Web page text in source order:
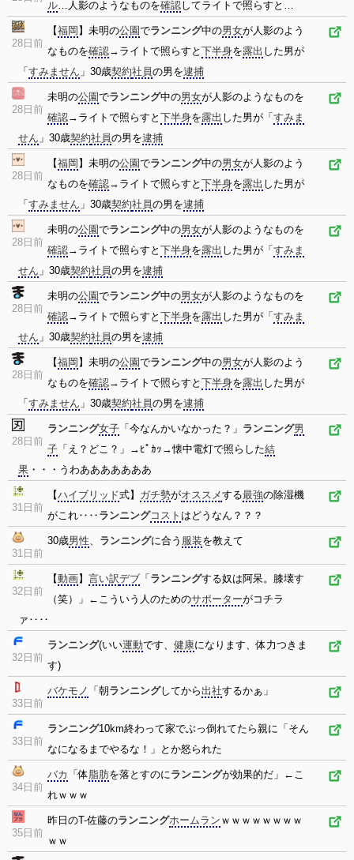
ル…人影のようなものを確認してライトで照らすと…
28日前
【福岡 】未明の公園でランニング中の男女が人影のよう
なものを確認→ライトで照らすと 下半身を露出 した男が
「 すみません 」30歳契約社員の男を逮捕
28日前
未明の公園でランニング中の男女が人影のようなものを
確認→ライトで照らすと 下半身を露出 した男が「 すみま
せん 」30歳契約社員の男を逮捕
28日前
【福岡 】未明の公園でランニング中の男女が人影のよう
なものを確認→ライトで照らすと 下半身を露出 した男が
「 すみません 」30歳契約社員の男を逮捕
28日前
未明の公園でランニング中の男女が人影のようなものを
確認→ライトで照らすと 下半身を露出 した男が「 すみま
せん 」30歳契約社員の男を逮捕
28日前
未明の公園でランニング中の男女が人影のようなものを
確認→ライトで照らすと 下半身を露出 した男が「 すみま
せん 」30歳契約社員の男を逮捕
28日前
【福岡 】未明の公園でランニング中の男女が人影のよう
なものを確認→ライトで照らすと 下半身を露出 した男が
「 すみません 」30歳契約社員の男を逮捕
28日前
ランニング女子 「今なんかいなかった？」 ランニング男
子 「え？どこ？」→ﾋﾟｶｯ→懐中電灯で照らした結
果 ・・・うわあああああああ
31日前
【ハイブリッド式】 ガチ勢がオススメする最強の除湿機
がこれ‥‥ ランニングコスト はどうなん？？？
31日前
30歳男性、 ランニングに合う 服装を教えて
32日前
【動画】 言い訳デブ 「 ランニングする奴は阿呆。膝壊す
（笑）」←こういう人のためのサポーターがコチラ
ァ‥‥
32日前
ランニング(いい運動です、 健康になります、体力つきま
す)
33日前
バケモノ 「朝ランニングしてから出社するかぁ」
33日前
ランニング10km終わって家でぶっ倒れてたら親に「そん
なになるまでやるな！」とか怒られた
34日前
バカ 「体脂肪を落とすのにランニングが効果的だ」←こ
れｗｗｗ
35日前
昨日のT-佐藤のランニングホームラン ｗｗｗｗｗｗｗｗ
ｗｗ